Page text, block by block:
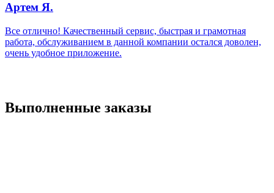
Артем Я.
Все отлично! Качественный сервис, быстрая и грамотная
работа, обслуживанием в данной компании остался доволен,
очень удобное приложение.
Выполненные заказы